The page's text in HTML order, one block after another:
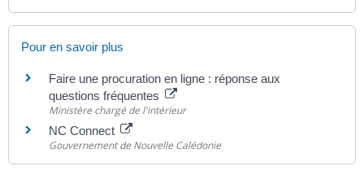
Pour en savoir plus
Faire une procuration en ligne : réponse aux
questions fréquentes
Ministère chargé de l'intérieur
NC Connect
Gouvernement de Nouvelle Calédonie